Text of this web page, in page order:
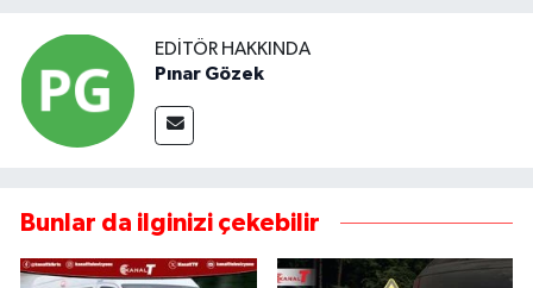
EDITÖR HAKKINDA
Pınar Gözek
Bunlar da ilginizi çekebilir